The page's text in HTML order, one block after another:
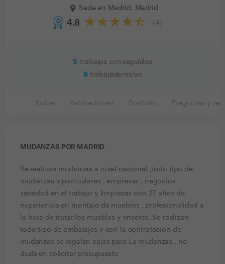
Sede en Madrid, Madrid
4.8 4
5 trabajos conseguidos
8 trabajadores/as
Sobre Valoraciones Portfolio Preguntas y
MUDANZAS POR MADRID
Se realizan mudanzas a nivel nacional ,todo tipo de
mudanzas a particulares , empresas , negocios
seriedad en el trabajo y limpiezas con 27 años de
experiencia en montaje de muebles , profesionalidad a
la hora de tratar los muebles y enseres. Se realizan
todo tipo de embalajes y con la contratación de
mudanzas se regalan cajas para La mudanzas , no
dude en solicitar presupuesto